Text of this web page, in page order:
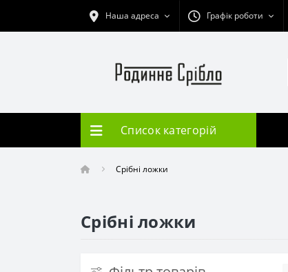
Наша адреса Графік роботи
Список категорій
Срібні ложки
Срібні ложки